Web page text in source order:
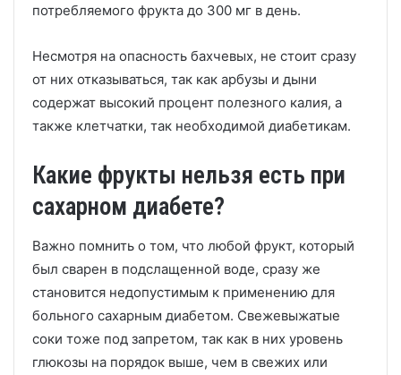
потребляемого фрукта до 300 мг в день.
Несмотря на опасность бахчевых, не стоит сразу
от них отказываться, так как арбузы и дыни
содержат высокий процент полезного калия, а
также клетчатки, так необходимой диабетикам.
Какие фрукты нельзя есть при
сахарном диабете?
Важно помнить о том, что любой фрукт, который
был сварен в подслащенной воде, сразу же
становится недопустимым к применению для
больного сахарным диабетом. Свежевыжатые
соки тоже под запретом, так как в них уровень
глюкозы на порядок выше, чем в свежих или